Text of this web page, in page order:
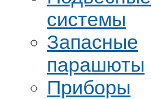
системы
Запасные
парашюты
Приборы